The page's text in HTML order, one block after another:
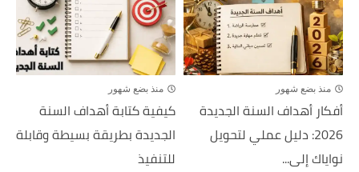
منذ بضع شهور
أفكار أهداف السنة الجديدة
2026: دليل عملي لتحويل
نواياك إلى...
منذ بضع شهور
كيفية كتابة أهداف السنة
الجديدة بطريقة بسيطة وقابلة
للتنفيذ